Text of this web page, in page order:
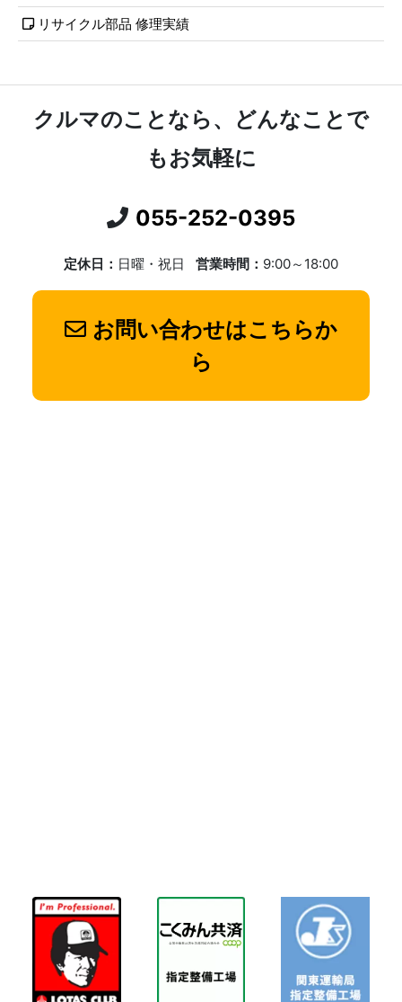
リサイクル部品 修理実績
クルマのことなら、どんなことで
もお気軽に
055-252-0395
定休日： 日曜・祝日 営業時間： 9:00～18:00
お問い合わせはこちらか
ら